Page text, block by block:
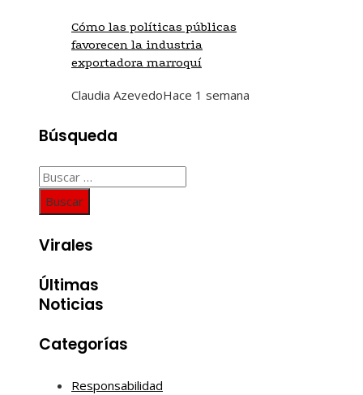
Cómo las políticas públicas
favorecen la industria
exportadora marroquí
Claudia AzevedoHace 1 semana
Búsqueda
Buscar:
Virales
Últimas
Noticias
Categorías
Responsabilidad